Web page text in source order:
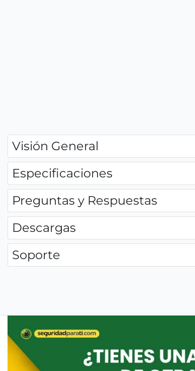
Visión General
Especificaciones
Preguntas y Respuestas
Descargas
Soporte